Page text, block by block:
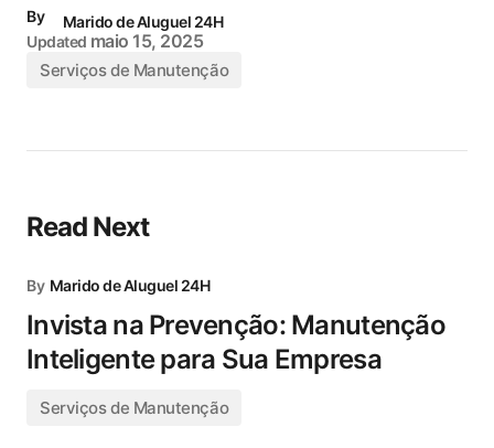
By
Marido de Aluguel 24H
Updated maio 15, 2025
Serviços de Manutenção
Read Next
By Marido de Aluguel 24H
Invista na Prevenção: Manutenção
Inteligente para Sua Empresa
Serviços de Manutenção